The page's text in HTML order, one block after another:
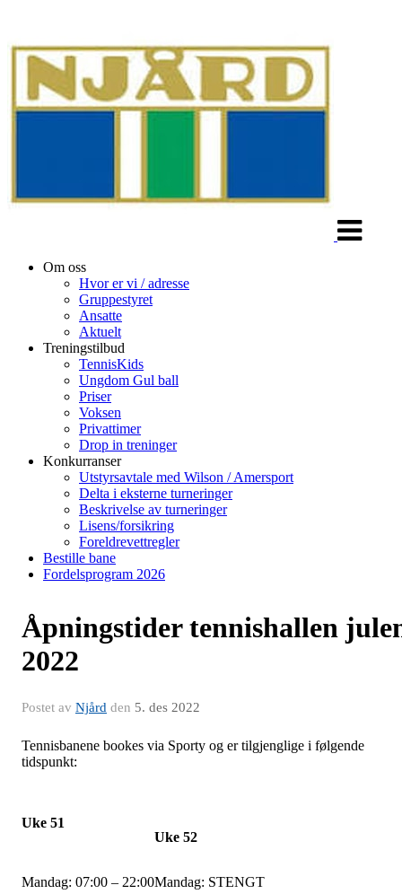
Om oss
Hvor er vi / adresse
Gruppestyret
Ansatte
Aktuelt
Treningstilbud
TennisKids
Ungdom Gul ball
Priser
Voksen
Privattimer
Drop in treninger
Konkurranser
Utstyrsavtale med Wilson / Amersport
Delta i eksterne turneringer
Beskrivelse av turneringer
Lisens/forsikring
Foreldrevettregler
Bestille bane
Fordelsprogram 2026
Åpningstider tennishallen
2022
Postet av Njård den 5. des 2022
Tennisbanene bookes via Sporty og er tilgjenglige i følgende
tidspunkt:
Uke 51
Uke 52
Mandag: 07:00 – 22:00Mandag: STENGT